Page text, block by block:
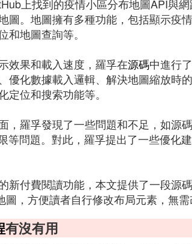
上找到的疫情小區分布地圖API與
圖。地圖擁有多種功能，包括顯示疫
和地圖查詢等。
效果和載入速度，羅孚在源碼中進行
優化數據載入邏輯、解決地圖縮放時
定位和搜索功能等。
，羅孚發現了一些問題和不足，如源
等問題。對此，羅孚提出了一些優化
新付費閱讀功能，本文提供了一段源
，方便讀者自行修改布局元素，無需
有沒有用